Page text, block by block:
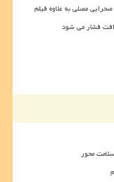
فشار می شود
محور